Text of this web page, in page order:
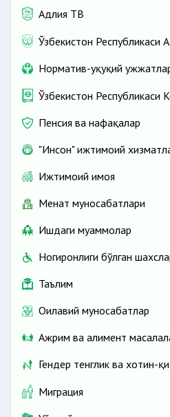
муддатларни тиклаши
харажатларини
Адлия ТВ
Ўзбекистон Республикаси
Норматив-ҳуқуқий
Ўзбекистон Республикаси
Пенсия ва нафақалар
"Инсон" ижтимоий
Ижтимоий ҳимоя
Меҳнат муносабатлари
Ишдаги муаммолар
Ногиронлиги бўлган
Таълим
Оилавий муносабатлар
Ажрим ва алимент
Гендер тенглик ва хотин-
Миграция